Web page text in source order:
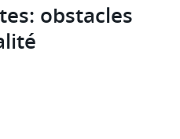
obstacles